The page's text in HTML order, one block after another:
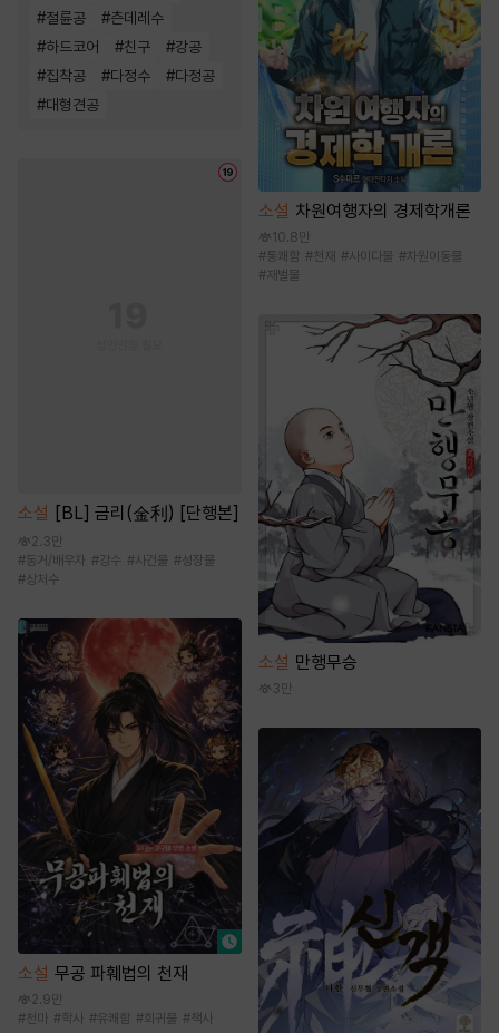
#절륜공 #츤데레수
#하드코어 #친구 #강공
#집착공 #다정수 #다정공
#대형견공
소설 [BL] 금리(金利) [단행본]
2.3만
#동거/배우자 #강수 #사건물 #성장물
#상처수
소설 무공 파훼법의 천재
2.9만
#천마 #학사 #유쾌함 #회귀물 # 책사
소설 차원여행자의 경제학개론
10.8만
#통쾌함 #천재 #사이다물 #차원이동물
#재벌물
소설 만행무승
3만